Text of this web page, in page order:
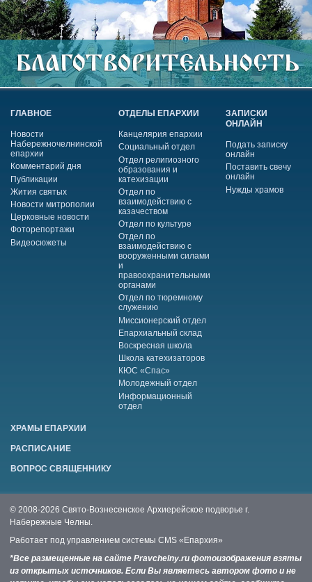
ГЛАВНОЕ
Новости
Набережночелнинской
епархии
Комментарий дня
Публикации
Жития святых
Новости митрополии
Церковные новости
Фоторепортажи
Видеосюжеты
ОТДЕЛЫ ЕПАРХИИ
Канцелярия епархии
Социальный отдел
Отдел религиозного
образования и
катехизации
Отдел по
взаимодействию с
казачеством
Отдел по культуре
Отдел по
взаимодействию с
вооруженными силами
и
правоохранительными
органами
Отдел по тюремному
служению
Миссионерский отдел
Епархиальный склад
Воскресная школа
Школа катехизаторов
КЮС «Спас»
Молодежный отдел
Информационный
отдел
ЗАПИСКИ
ОНЛАЙН
Подать записку
онлайн
Поставить свечу
онлайн
Нужды храмов
ХРАМЫ ЕПАРХИИ
РАСПИСАНИЕ
ВОПРОС СВЯЩЕННИКУ
© 2008-2026 Свято-Вознесенское Архиерейское подворье г.
Набережные Челны.
Работает под управлением системы CMS «Епархия»
*Все размещенные на сайте Pravchelny.ru фотоизображения взяты
из открытых источников. Если Вы являетесь автором фото и не